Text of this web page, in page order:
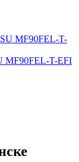
MF90FEL-T-EFI